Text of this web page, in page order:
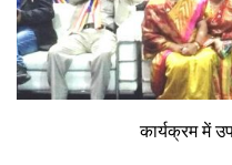
कार्यक्रम में